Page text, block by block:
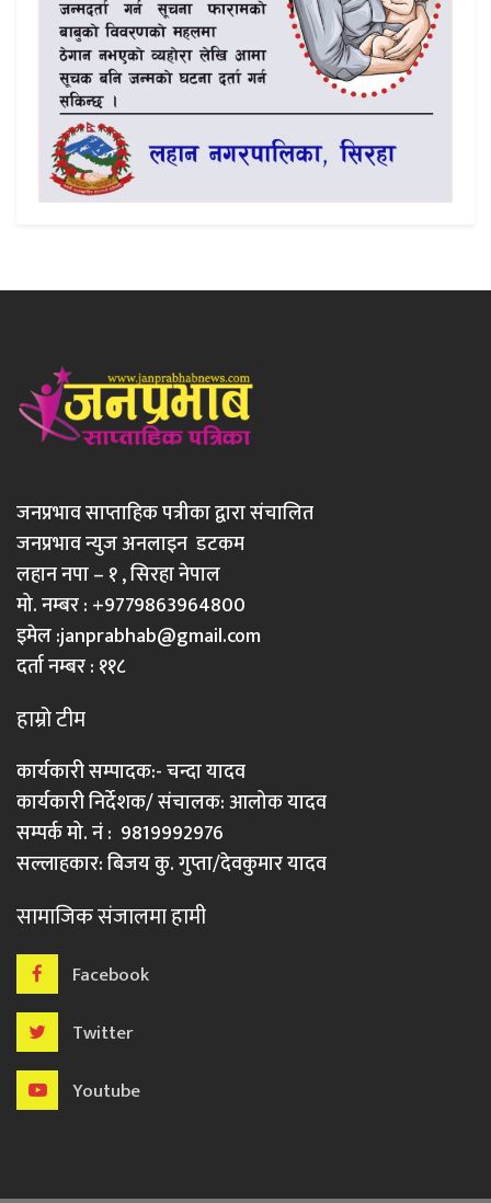
जनप्रभाव साप्ताहिक पत्रीका द्वारा संचालित
जनप्रभाव न्युज अनलाइन डटकम
लहान नपा – १ , सिरहा नेपाल
मो. नम्बर : +9779863964800
इमेल :janprabhab@gmail.com
दर्ता नम्बर : ११८
हाम्रो टीम
कार्यकारी सम्पादक:- चन्दा यादव
कार्यकारी निर्देशक/ संचालक: आलोक यादव
सम्पर्क मो. नं : 9819992976
सल्लाहकार: बिजय कु. गुप्ता/देवकुमार यादव
सामाजिक संजालमा हामी
Facebook
Twitter
Youtube